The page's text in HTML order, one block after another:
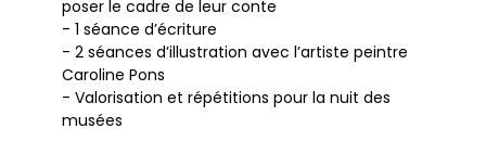
poser le cadre de leur conte
- 1 séance d’écriture
- 2 séances d’illustration avec l’artiste peintre
Caroline Pons
- Valorisation et répétitions pour la nuit des
musées